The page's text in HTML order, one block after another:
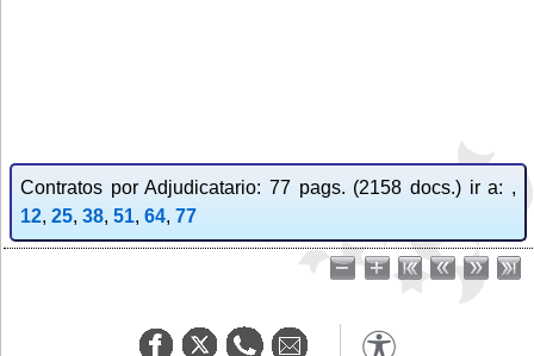
Contratos por Adjudicatario: 77 pags. (2158 docs.) ir a: ,
12, 25, 38, 51, 64, 77